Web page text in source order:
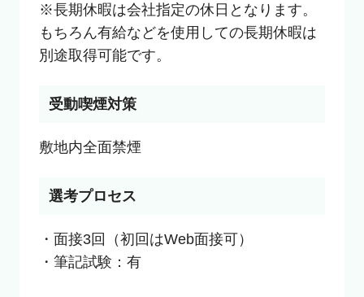
※長期休暇は会社指定の休日となります。
もちろん有給などを使用しての長期休暇は
別途取得可能です。
受動喫煙対策
選考プロセス
・面接3回（初回はWeb面接可）
・筆記試験：有